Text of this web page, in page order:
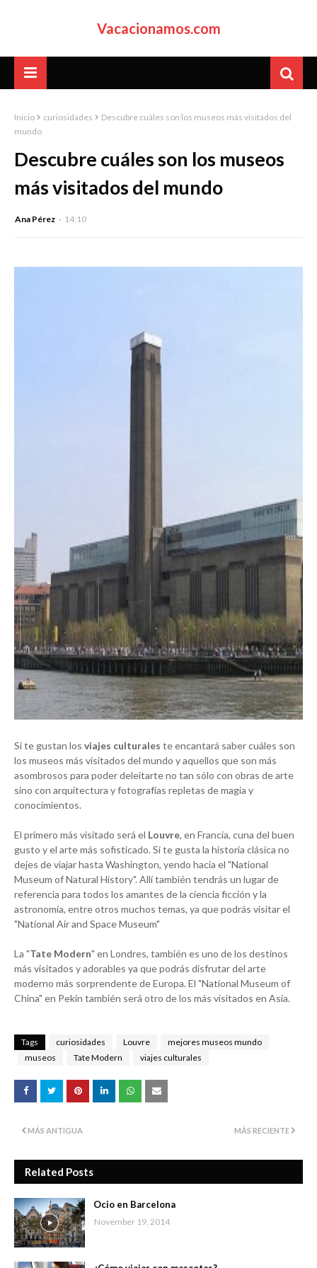
Vacacionamos.com
Inicio curiosidades
Descubre cuáles son los museos más visitados del
mundo
Descubre cuáles son los museos
más visitados del mundo
Ana Pérez 14:10
Si te gustan los viajes culturales te encantará saber cuáles son
los museos más visitados del mundo y aquellos que son más
asombrosos para poder deleitarte no tan sólo con obras de arte
sino con arquitectura y fotografías repletas de magia y
conocimientos.
El primero más visitado será el Louvre, en Francia, cuna del buen
gusto y el arte más sofisticado. Si te gusta la historia clásica no
dejes de viajar hasta Washington, yendo hacia el "National
Museum of Natural History". Allí también tendrás un lugar de
referencia para todos los amantes de la ciencia ficción y la
astronomía, entre otros muchos temas, ya que podrás visitar el
"National Air and Space Museum"
La "Tate Modern" en Londres, también es uno de los destinos
más visitados y adorables ya que podrás disfrutar del arte
moderno más sorprendente de Europa. El "National Museum of
China" en Pekín también será otro de los más visitados en Asia.
Tags curiosidades Louvre
mejores museos mundo
museos
Tate Modern viajes culturales
MÁS RECIENTE
MÁS ANTIGUA
Related Posts
Ocio en Barcelona
November 19, 2014